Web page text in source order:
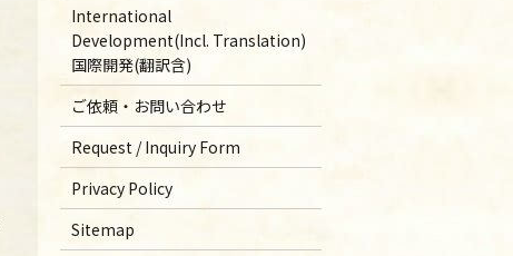
International
Development(Incl. Translation)
国際開発(翻訳含)
ご依頼・お問い合わせ
Request / Inquiry Form
Privacy Policy
Sitemap